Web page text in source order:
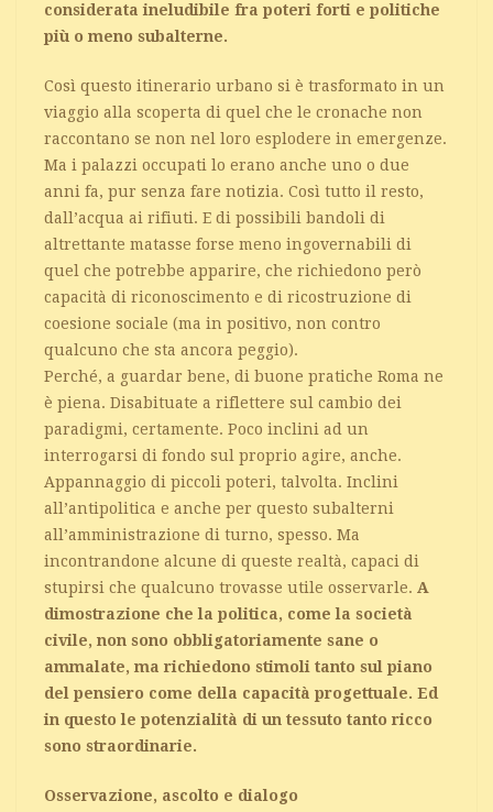
considerata ineludibile fra poteri forti e politiche
più o meno subalterne.
Così questo itinerario urbano si è trasformato in un
viaggio alla scoperta di quel che le cronache non
raccontano se non nel loro esplodere in emergenze.
Ma i palazzi occupati lo erano anche uno o due
anni fa, pur senza fare notizia. Così tutto il resto,
dall’acqua ai rifiuti. E di possibili bandoli di
altrettante matasse forse meno ingovernabili di
quel che potrebbe apparire, che richiedono però
capacità di riconoscimento e di ricostruzione di
coesione sociale (ma in positivo, non contro
qualcuno che sta ancora peggio).
Perché, a guardar bene, di buone pratiche Roma ne
è piena. Disabituate a riflettere sul cambio dei
paradigmi, certamente. Poco inclini ad un
interrogarsi di fondo sul proprio agire, anche.
Appannaggio di piccoli poteri, talvolta. Inclini
all’antipolitica e anche per questo subalterni
all’amministrazione di turno, spesso. Ma
incontrandone alcune di queste realtà, capaci di
stupirsi che qualcuno trovasse utile osservarle. A
dimostrazione che la politica, come la società
civile, non sono obbligatoriamente sane o
ammalate, ma richiedono stimoli tanto sul piano
del pensiero come della capacità progettuale. Ed
in questo le potenzialità di un tessuto tanto ricco
sono straordinarie.
Osservazione, ascolto e dialogo